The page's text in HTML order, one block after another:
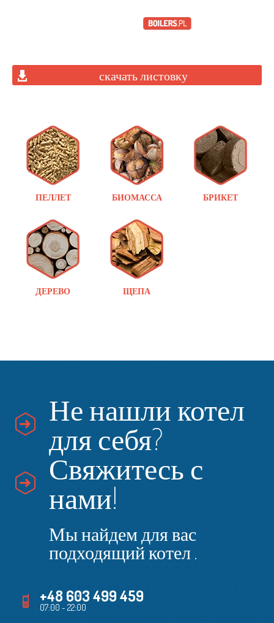
скачать листовку
ПЕЛЛЕТ БИОМАССА БРИКЕТ
ДЕРЕВО ЩЕПА
Не нашли котел
для себя?
Свяжитесь с
нами!
Мы найдем для вас
подходящий котел .
+48 603 499 459
07:00 - 22:00